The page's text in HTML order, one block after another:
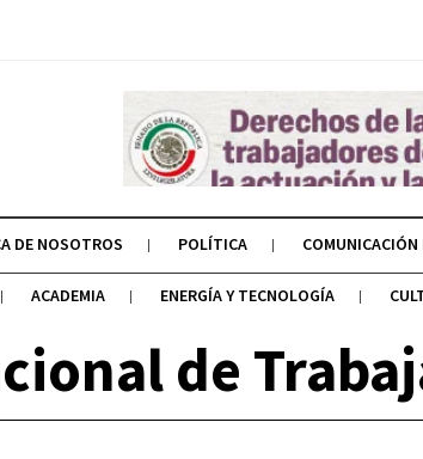
DE NOSOTROS POLÍTICA
ACADEMIA ENERGÍA Y TECNOLOGÍA
de